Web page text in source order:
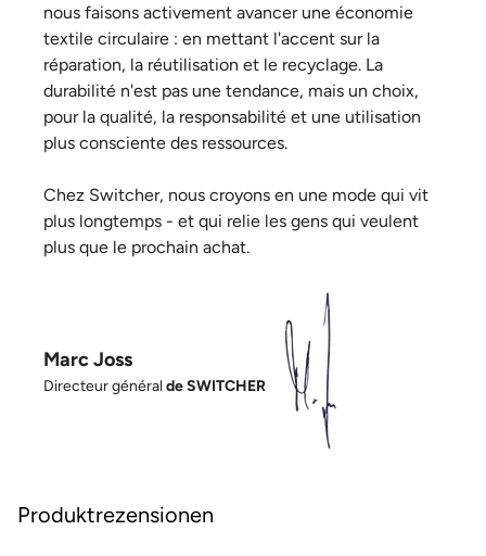
nous faisons activement avancer une économie
textile circulaire : en mettant l'accent sur la
réparation, la réutilisation et le recyclage. La
durabilité n'est pas une tendance, mais un choix,
pour la qualité, la responsabilité et une utilisation
plus consciente des ressources.
Chez Switcher, nous croyons en une mode qui vit
plus longtemps - et qui relie les gens qui veulent
plus que le prochain achat.
Marc Joss
Directeur général de SWITCHER
Produktrezensionen